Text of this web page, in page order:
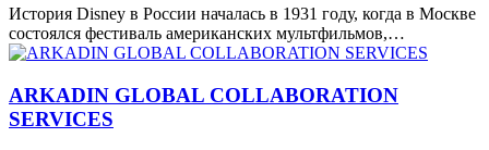
История Disney в России началась в 1931 году, когда в Москве
состоялся фестиваль американских мультфильмов,…
ARKADIN GLOBAL COLLABORATION
SERVICES